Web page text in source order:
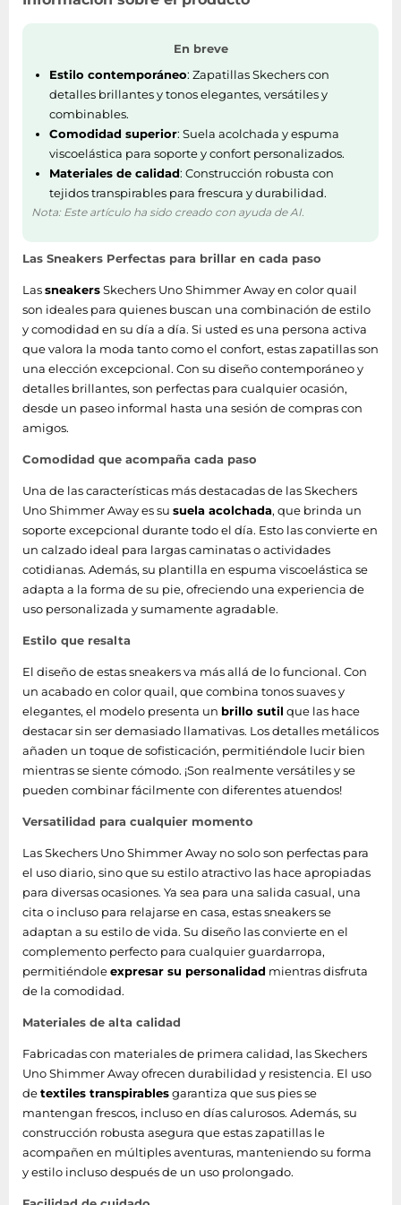
En breve
Estilo contemporáneo: Zapatillas Skechers con
detalles brillantes y tonos elegantes, versátiles y
combinables.
Comodidad superior: Suela acolchada y espuma
viscoelástica para soporte y confort personalizados.
Materiales de calidad: Construcción robusta con
tejidos transpirables para frescura y durabilidad.
Nota: Este artículo ha sido creado con ayuda de AI.
Las Sneakers Perfectas para brillar en cada paso
LassneakersSkechers Uno Shimmer Away en color quail
son ideales para quienes buscan una combinación de estilo
y comodidad en su día a día. Si usted es una persona activa
que valora la moda tanto como el confort, estas zapatillas son
una elección excepcional. Con su diseño contemporáneo y
detalles brillantes, son perfectas para cualquier ocasión,
desde un paseo informal hasta una sesión de compras con
amigos.
Comodidad que acompaña cada paso
Una de las características más destacadas de las Skechers
Uno Shimmer Away es su suela acolchada, que brinda un
soporte excepcional durante todo el día. Esto las convierte en
un calzado ideal para largas caminatas o actividades
cotidianas. Además, su plantilla en espuma viscoelástica se
adapta a la forma de su pie, ofreciendo una experiencia de
uso personalizada y sumamente agradable.
Estilo que resalta
El diseño de estas sneakers va más allá de lo funcional. Con
un acabado en color quail, que combina tonos suaves y
elegantes, el modelo presenta un brillo sutil que las hace
destacar sin ser demasiado llamativas. Los detalles metálicos
añaden un toque de sofisticación, permitiéndole lucir bien
mientras se siente cómodo. ¡Son realmente versátiles y se
pueden combinar fácilmente con diferentes atuendos!
Versatilidad para cualquier momento
Las Skechers Uno Shimmer Away no solo son perfectas para
el uso diario, sino que su estilo atractivo las hace apropiadas
para diversas ocasiones. Ya sea para una salida casual, una
cita o incluso para relajarse en casa, estas sneakers se
adaptan a su estilo de vida. Su diseño las convierte en el
complemento perfecto para cualquier guardarropa,
permitiéndoleexpresar su personalidad mientras disfruta
de la comodidad.
Materiales de alta calidad
Fabricadas con materiales de primera calidad, las Skechers
Uno Shimmer Away ofrecen durabilidad y resistencia. El uso
detextiles transpirablesgarantiza que sus pies se
mantengan frescos, incluso en días calurosos. Además, su
construcción robusta asegura que estas zapatillas le
acompañen en múltiples aventuras, manteniendo su forma
y estilo incluso después de un uso prolongado.